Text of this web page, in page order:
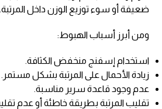
ضعيفة أو سوء توزيع الوزن داخل المرتبة.
ومن أبرز أسباب الهبوط:
استخدام إسفنج منخفض الكثافة.
زيادة الأحمال على المرتبة بشكل مستمر.
عدم وجود قاعدة سرير مناسبة.
تقليب المرتبة بطريقة خاطئة أو عدم